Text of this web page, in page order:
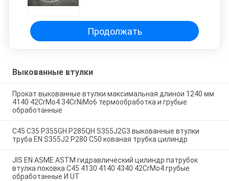
Продолжать
Выкованные втулки
Прокат выкованные втулки максимальная длинои 1240 мм
4140 42CrMo4 34CrNiMo6 термообработка и грубые
обработанные
C45 C35 P355GH P285QH S355J2G3 выкованные втулки
труба EN S355J2 P280 C50 кованая трубка цилиндр
JIS EN ASME ASTM гидравлический цилиндр патрубок
втулка поковка C45 4130 4140 4340 42CrMo4 грубые
обработанные И UT